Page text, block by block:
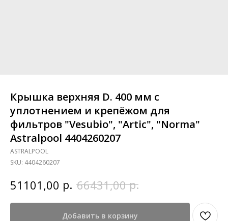
Крышка верхняя D. 400 мм с
уплотнением и крепёжом для
фильтров "Vesubio", "Artic", "Norma"
Astralpool 4404260207
ASTRALPOOL
SKU: 4404260207
51101,00 р. 66431,00 р.
Добавить в корзину